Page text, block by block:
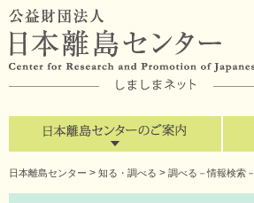
日本離島センター > 知る・調べる > 調べる－情報検索－